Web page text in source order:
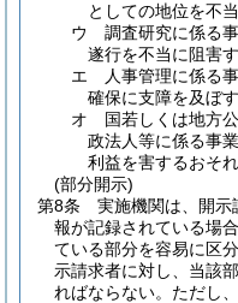
としての地位を不
ウ
調査研究に係る
遂行を不当に阻害
エ
人事管理に係る
確保に支障を及ぼ
オ
国若しくは地方
政法人等に係る事
利益を害するおそれ
(部分開示)
第8条
実施機関は、開示
報が記録されている場
ている部分を容易に区
示請求者に対し、当該
ればならない。 ただし